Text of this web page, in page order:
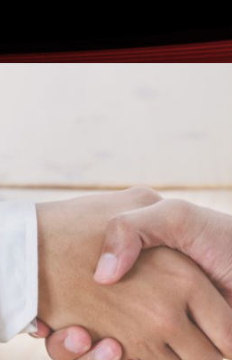
odnos na radno
Posted by HP MarketingOn 8 Maja,